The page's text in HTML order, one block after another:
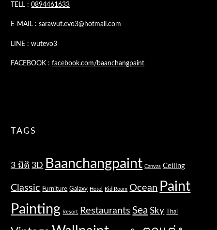
TELL :0894461633
E-MAIL : sarawut.evo3@hotmail.com
LINE : wutevo3
FACEBOOK :facebook.com/baanchangpaint
TAGS
3 มิติ 3D Baanchangpaint Canvas Ceiling
Classic Furniture Galaxy Hotel Kid Room Ocean Paint
Painting Resort Restaurants Sea Sky Thai